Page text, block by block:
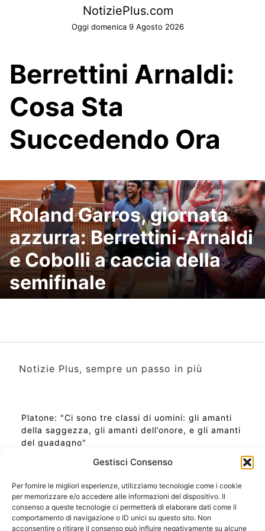
Gestisci Consenso
Per fornire le migliori esperienze, utilizziamo tecnologie come i cookie
per memorizzare e/o accedere alle informazioni del dispositivo. Il
consenso a queste tecnologie ci permetterà di elaborare dati come il
comportamento di navigazione o ID unici su questo sito. Non
acconsentire o ritirare il consenso può influire negativamente su alcune
NotiziePlus.com
Oggi domenica 9 Agosto 2026
Berrettini Arnaldi:
Cosa Sta
Succedendo Ora
Roland Garros, giornata
azzurra: Berrettini-Arnaldi
e Cobolli a caccia della
semifinale
Notizie Plus, sempre un passo in più
Platone: "Ci sono tre classi di uomini: gli amanti
della saggezza, gli amanti dell’onore, e gli amanti
del guadagno"
Ora Esatta in Italia in questo momento
Ti Senti Strano Ultimamente? Potrebbe Essere per
la Risonanza di Schumann